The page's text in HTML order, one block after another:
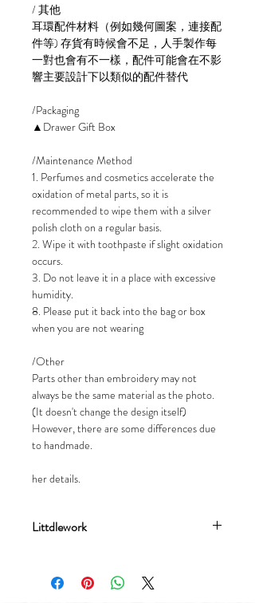
/ 其他
耳環配件材料（例如幾何圖案，連接配
件等) 存貨有時候會不足，人手製作每
一對也會有不一樣，配件可能會在不影
響主要設計下以類似的配件替代
/Packaging
▲Drawer Gift Box
/Maintenance Method
1. Perfumes and cosmetics accelerate the
oxidation of metal parts, so it is
recommended to wipe them with a silver
polish cloth on a regular basis.
2. Wipe it with toothpaste if slight oxidation
occurs.
3. Do not leave it in a place with excessive
humidity.
8. Please put it back into the bag or box
when you are not wearing
/Other
Parts other than embroidery may not
always be the same material as the photo.
(It doesn't change the design itself)
However, there are some differences due
to handmade.
her details.
Littdlework
分別有刺繡飾品品牌Littdlework及插畫
品牌Meteorillust窮遊女生。品牌均由由